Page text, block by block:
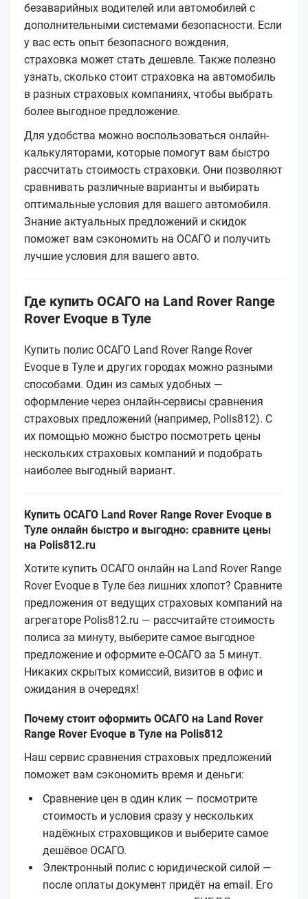
безаварийных водителей или автомобилей с
дополнительными системами безопасности. Если
у вас есть опыт безопасного вождения,
страховка может стать дешевле. Также полезно
узнать, сколько стоит страховка на автомобиль
в разных страховых компаниях, чтобы выбрать
более выгодное предложение.
Для удобства можно воспользоваться онлайн-
калькуляторами, которые помогут вам быстро
рассчитать стоимость страховки. Они позволяют
сравнивать различные варианты и выбирать
оптимальные условия для вашего автомобиля.
Знание актуальных предложений и скидок
поможет вам сэкономить на ОСАГО и получить
лучшие условия для вашего авто.
Где купить ОСАГО на Land Rover Range
Rover Evoque в Туле
Купить полис ОСАГО Land Rover Range Rover
Evoque в Туле и других городах можно разными
способами. Один из самых удобных —
оформление через онлайн-сервисы сравнения
страховых предложений (например, Polis812). С
их помощью можно быстро посмотреть цены
нескольких страховых компаний и подобрать
наиболее выгодный вариант.
Купить ОСАГО Land Rover Range Rover Evoque в
Туле онлайн быстро и выгодно: сравните цены
на Polis812.ru
Хотите купить ОСАГО онлайн на Land Rover Range
Rover Evoque в Туле без лишних хлопот? Сравните
предложения от ведущих страховых компаний на
агрегаторе Polis812.ru — рассчитайте стоимость
полиса за минуту, выберите самое выгодное
предложение и оформите е‑ОСАГО за 5 минут.
Никаких скрытых комиссий, визитов в офис и
ожидания в очередях!
Почему стоит оформить ОСАГО на Land Rover
Range Rover Evoque в Туле на Polis812
Наш сервис сравнения страховых предложений
поможет вам сэкономить время и деньги:
Сравнение цен в один клик — посмотрите
стоимость и условия сразу у нескольких
надёжных страховщиков и выберите самое
дешёвое ОСАГО.
Электронный полис с юридической силой —
после оплаты документ придёт на email. Его